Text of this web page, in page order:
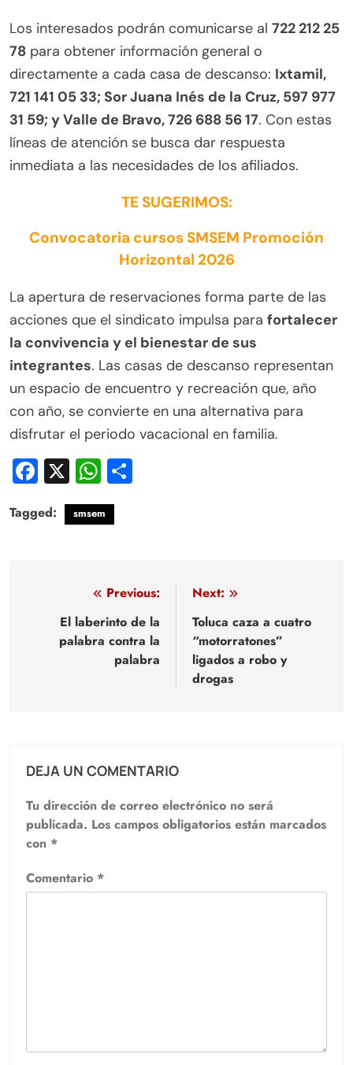
Los interesados podrán comunicarse al 722 212 25
78 para obtener información general o
directamente a cada casa de descanso: Ixtamil,
721 141 05 33; Sor Juana Inés de la Cruz, 597 977
31 59; y Valle de Bravo,726 688 56 17. Con estas
líneas de atención se busca dar respuesta
inmediata a las necesidades de los afiliados.
TE SUGERIMOS:
Convocatoria cursos SMSEM Promoción
Horizontal 2026
La apertura de reservaciones forma parte de las
acciones que el sindicato impulsa para fortalecer
la convivencia y el bienestar de sus
integrantes. Las casas de descanso representan
un espacio de encuentro y recreación que, año
con año, se convierte en una alternativa para
disfrutar el periodo vacacional en familia.
Facebook
X WhatsApp
Tagged: smsem
Navegación
entradas
Previous:
El laberinto de la
palabra contra la
palabra
Next:
Toluca caza a cuatro
“motorratones”
ligados a robo y
drogas
DEJA UN COMENTARIO
Tu dirección de correo electrónico no será
publicada. Los campos obligatorios están marcados
con *
Comentario *